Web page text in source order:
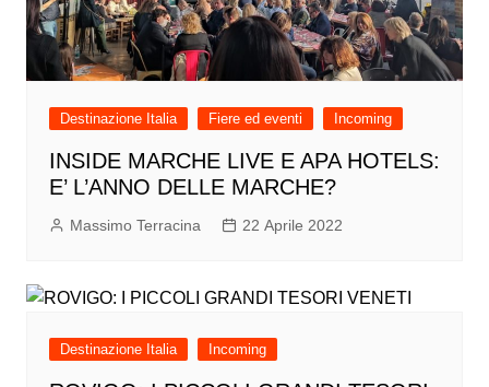
Destinazione Italia Fiere ed eventi Incoming
INSIDE MARCHE LIVE E APA HOTELS:
E’ L’ANNO DELLE MARCHE?
Massimo Terracina 22 Aprile 2022
Destinazione Italia Incoming